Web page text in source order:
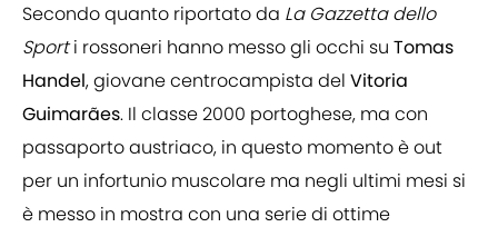
Secondo quanto riportato da La Gazzetta dello
Sporti rossoneri hanno messo gli occhi su Tomas
Handel, giovane centrocampista del Vitoria
Guimarães. Il classe 2000 portoghese, ma con
passaporto austriaco, in questo momento è out
per un infortunio muscolare ma negli ultimi mesi si
è messo in mostra con una serie di ottime